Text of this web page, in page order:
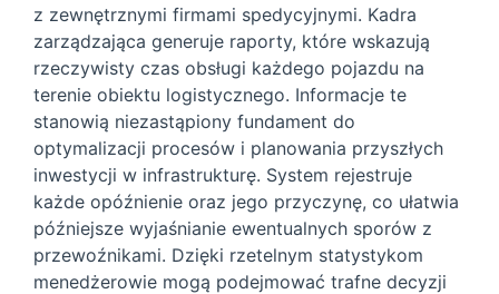
z zewnętrznymi firmami spedycyjnymi. Kadra
zarządzająca generuje raporty, które wskazują
rzeczywisty czas obsługi każdego pojazdu na
terenie obiektu logistycznego. Informacje te
stanowią niezastąpiony fundament do
optymalizacji procesów i planowania przyszłych
inwestycji w infrastrukturę. System rejestruje
każde opóźnienie oraz jego przyczynę, co ułatwia
późniejsze wyjaśnianie ewentualnych sporów z
przewoźnikami. Dzięki rzetelnym statystykom
menedżerowie mogą podejmować trafne decyzji